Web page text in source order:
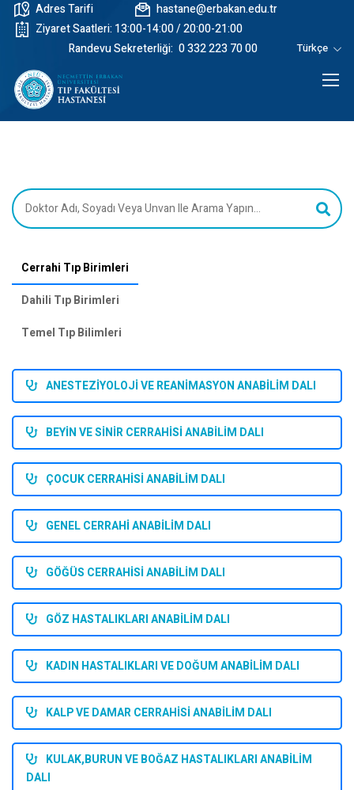
Adres Tarifi
hastane@erbakan.edu.tr
Ziyaret Saatleri: 13:00-14:00 / 20:00-21:00
Randevu Sekreterliği: 0 332 223 70 00 Türkçe
Cerrahi Tıp Birimleri
Dahili Tıp Birimleri
Temel Tıp Bilimleri
ANESTEZİYOLOJİ VE REANİMASYON ANABİLİM DALI
BEYİN VE SİNİR CERRAHİSİ ANABİLİM DALI
ÇOCUK CERRAHİSİ ANABİLİM DALI
GENEL CERRAHİ ANABİLİM DALI
GÖĞÜS CERRAHİSİ ANABİLİM DALI
GÖZ HASTALIKLARI ANABİLİM DALI
KADIN HASTALIKLARI VE DOĞUM ANABİLİM DALI
KALP VE DAMAR CERRAHİSİ ANABİLİM DALI
KULAK,BURUN VE BOĞAZ HASTALIKLARI ANABİLİM
DALI